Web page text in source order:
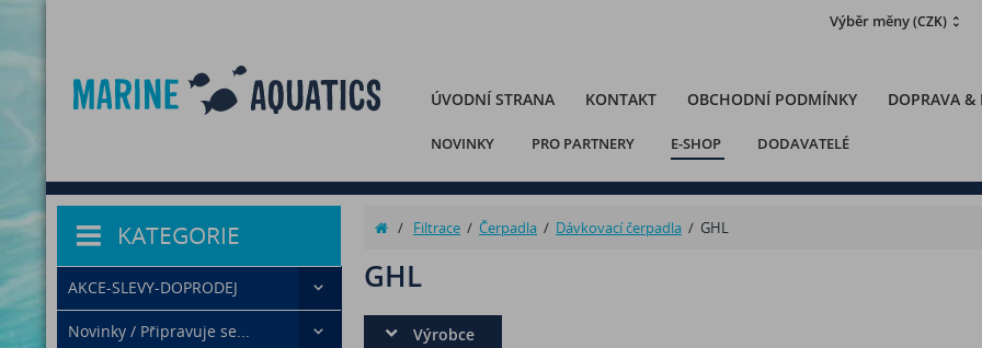
Výběr měny(CZK)
ÚVODNÍ STRANA KONTAKT OBCHODNÍ PODMÍNKY DOPRAVA
NOVINKY PRO PARTNERY E-SHOP DODAVATELÉ
KATEGORIE
AKCE-SLEVY-DOPRODEJ
Novinky / Připravuje se...
/ Filtrace/ Čerpadla/ Dávkovací čerpadla/ GHL
GHL
Výrobce